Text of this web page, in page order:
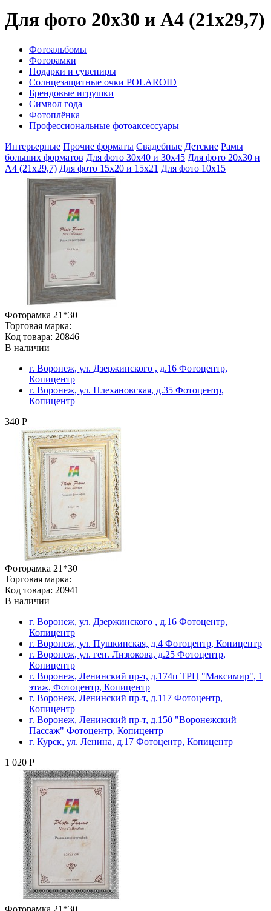
Для фото 20х30 и А4 (21х29,7)
Фотоальбомы
Фоторамки
Подарки и сувениры
Солнцезащитные очки POLAROID
Брендовые игрушки
Символ года
Фотоплёнка
Профессиональные фотоаксессуары
Интерьерные Прочие форматы Свадебные Детские Рамы
больших форматов Для фото 30х40 и 30х45 Для фото 20х30 и
А4 (21х29,7) Для фото 15х20 и 15х21 Для фото 10х15
Фоторамка 21*30
Торговая марка:
Код товара: 20846
В наличии
г. Воронеж, ул. Дзержинского , д.16 Фотоцентр,
Копицентр
г. Воронеж, ул. Плехановская, д.35 Фотоцентр,
Копицентр
340 Р
Фоторамка 21*30
Торговая марка:
Код товара: 20941
В наличии
г. Воронеж, ул. Дзержинского , д.16 Фотоцентр,
Копицентр
г. Воронеж, ул. Пушкинская, д.4 Фотоцентр, Копицентр
г. Воронеж, ул. ген. Лизюкова, д.25 Фотоцентр,
Копицентр
г. Воронеж, Ленинский пр-т, д.174п ТРЦ "Максимир", 1
этаж, Фотоцентр, Копицентр
г. Воронеж, Ленинский пр-т, д.117 Фотоцентр,
Копицентр
г. Воронеж, Ленинский пр-т, д.150 "Воронежский
Пассаж" Фотоцентр, Копицентр
г. Курск, ул. Ленина, д.17 Фотоцентр, Копицентр
1 020 Р
Фоторамка 21*30